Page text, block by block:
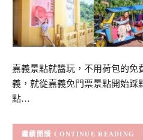
嘉義景點就醬玩，不用荷包的免
義，就從嘉義免門票景點開始踩
點…
CONTINUE READING